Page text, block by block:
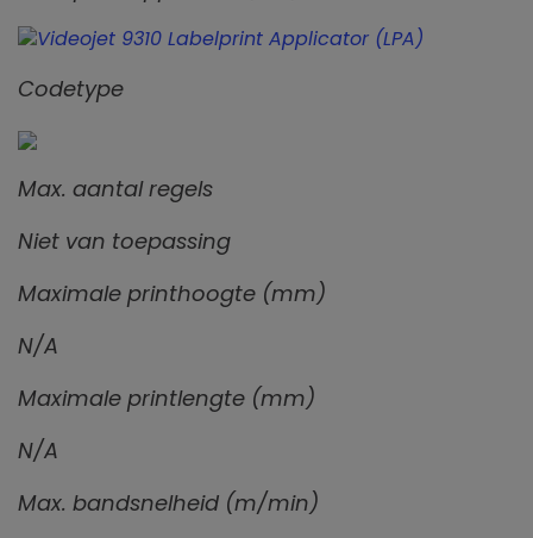
Codetype
Max. aantal regels
Niet van toepassing
Maximale printhoogte (mm)
N/A
Maximale printlengte (mm)
N/A
Max. bandsnelheid (m/min)